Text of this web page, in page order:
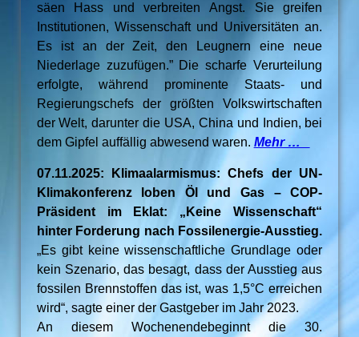
säen Hass und verbreiten Angst. Sie greifen
Institutionen, Wissenschaft und Universitäten an.
Es ist an der Zeit, den Leugnern eine neue
Niederlage zuzufügen.” Die scharfe Verurteilung
erfolgte, während prominente Staats- und
Regierungschefs der größten Volkswirtschaften
der Welt, darunter die USA, China und Indien, bei
dem Gipfel auffällig abwesend waren. Mehr …
07.11.2025: Klimaalarmismus: Chefs der UN-
Klimakonferenz loben Öl und Gas – COP-
Präsident im Eklat: „Keine Wissenschaft“
hinter Forderung nach Fossilenergie-Ausstieg.
„Es gibt keine wissenschaftliche Grundlage oder
kein Szenario, das besagt, dass der Ausstieg aus
fossilen Brennstoffen das ist, was 1,5°C erreichen
wird“, sagte einer der Gastgeber im Jahr 2023.
An diesem Wochenendebeginnt die 30.